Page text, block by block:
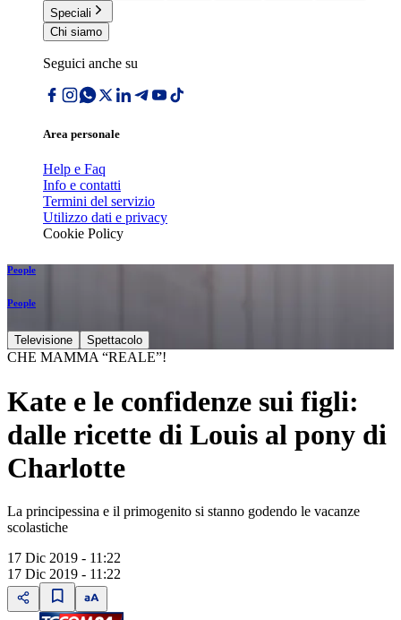
Speciali
Chi siamo
Seguici anche su
Area personale
Help e Faq
Info e contatti
Termini del servizio
Utilizzo dati e privacy
Cookie Policy
People
People
Televisione Spettacolo
CHE MAMMA “REALE”!
Kate e le confidenze sui figli:
dalle ricette di Louis al pony di
Charlotte
La principessina e il primogenito si stanno godendo le vacanze
scolastiche
17 Dic 2019 - 11:22
17 Dic 2019 - 11:22